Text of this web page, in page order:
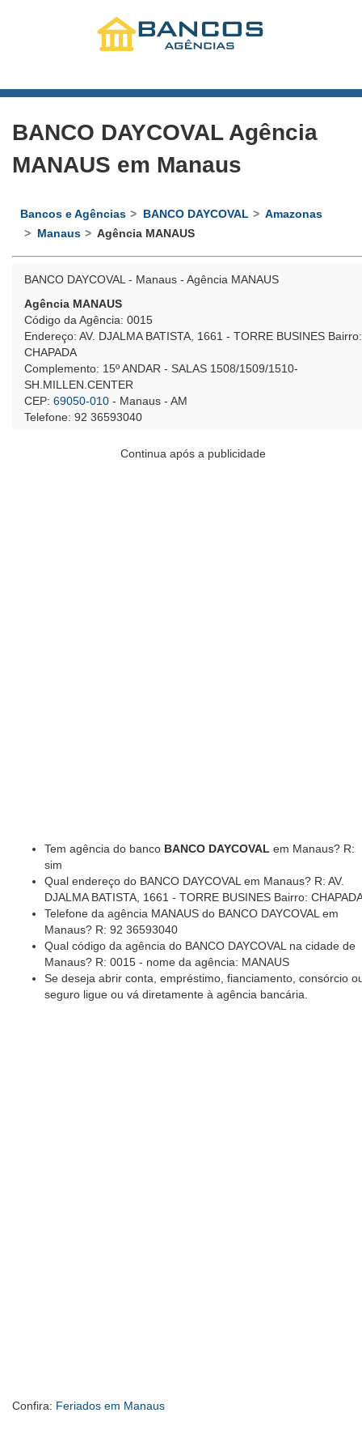
BANCO DAYCOVAL Agência
MANAUS em Manaus
Bancos e Agências BANCO DAYCOVAL
Amazonas
Manaus
Agência MANAUS
BANCO DAYCOVAL - Manaus - Agência MANAUS
Agência MANAUS
Código da Agência: 0015
Endereço: AV. DJALMA BATISTA, 1661 - TORRE BUSINES Bairro:
CHAPADA
Complemento: 15º ANDAR - SALAS 1508/1509/1510-
SH.MILLEN.CENTER
CEP: 69050-010 - Manaus - AM
Telefone: 92 36593040
Continua após a publicidade
Tem agência do banco BANCO DAYCOVAL em Manaus? R:
sim
Qual endereço do BANCO DAYCOVAL em Manaus? R: AV.
DJALMA BATISTA, 1661 - TORRE BUSINES Bairro:
Telefone da agência MANAUS do BANCO DAYCOVAL em
Manaus? R: 92 36593040
Qual código da agência do BANCO DAYCOVAL na cidade de
Manaus? R: 0015 - nome da agência: MANAUS
Se deseja abrir conta, empréstimo, fianciamento, consórcio
seguro ligue ou vá diretamente à agência bancária.
Confira: Feriados em Manaus